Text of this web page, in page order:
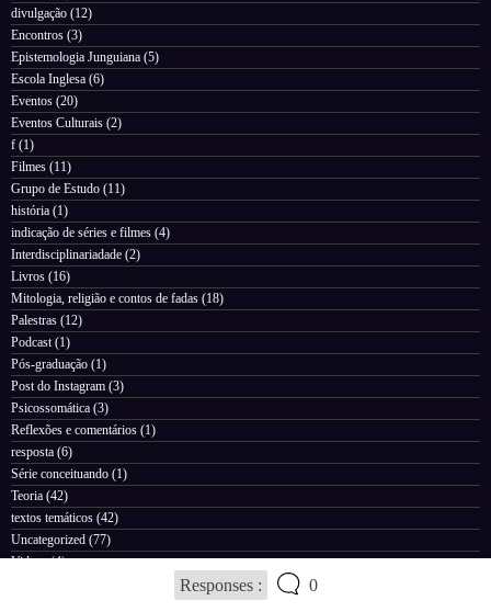
Responses : 0
divulgação (12)
Encontros (3)
Epistemologia Junguiana (5)
Escola Inglesa (6)
Eventos (20)
Eventos Culturais (2)
f (1)
Filmes (11)
Grupo de Estudo (11)
história (1)
indicação de séries e filmes (4)
Interdisciplinariadade (2)
Livros (16)
Mitologia, religião e contos de fadas (18)
Palestras (12)
Podcast (1)
Pós-graduação (1)
Post do Instagram (3)
Psicossomática (3)
Reflexões e comentários (1)
resposta (6)
Série conceituando (1)
Teoria (42)
textos temáticos (42)
Uncategorized (77)
Videos(4)